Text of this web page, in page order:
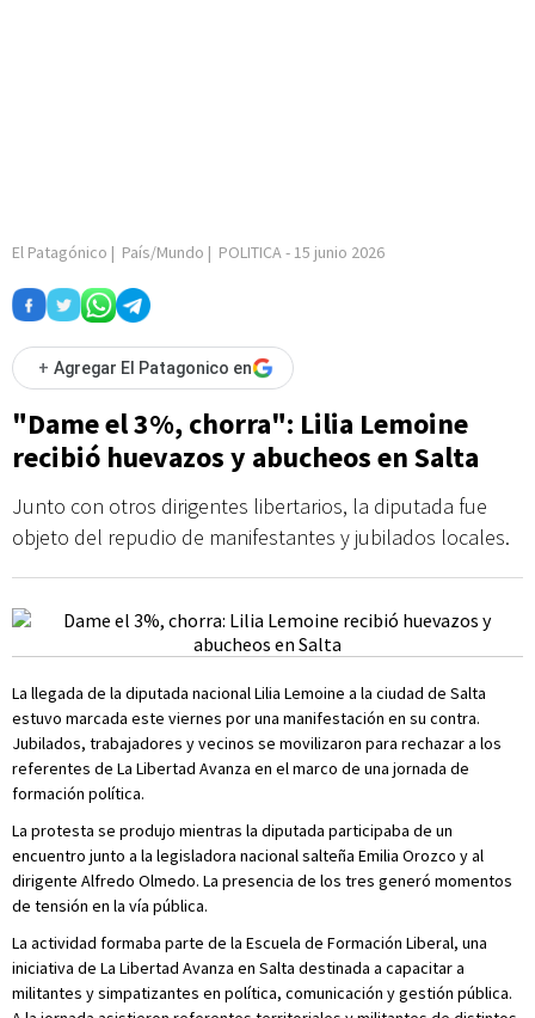
El Patagónico | País/Mundo | POLITICA- 15 junio 2026
+ Agregar El Patagonico en
"Dame el 3%, chorra": Lilia Lemoine
recibió huevazos y abucheos en Salta
Junto con otros dirigentes libertarios, la diputada fue
objeto del repudio de manifestantes y jubilados locales.
La llegada de la diputada nacional Lilia Lemoine a la ciudad de Salta
estuvo marcada este viernes por una manifestación en su contra.
Jubilados, trabajadores y vecinos se movilizaron para rechazar a los
referentes de La Libertad Avanza en el marco de una jornada de
formación política.
La protesta se produjo mientras la diputada participaba de un
encuentro junto a la legisladora nacional salteña Emilia Orozco y al
dirigente Alfredo Olmedo. La presencia de los tres generó momentos
de tensión en la vía pública.
La actividad formaba parte de la Escuela de Formación Liberal, una
iniciativa de La Libertad Avanza en Salta destinada a capacitar a
militantes y simpatizantes en política, comunicación y gestión pública.